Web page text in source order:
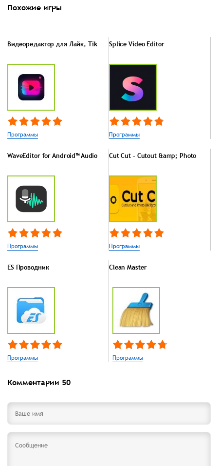
Похожие игры
Видеоредактор для Лайк, Tik
Программы
Splice Video Editor
Программы
WaveEditor for Android™ Audio
Программы
Cut Cut - Cutout &amp; Photo
Программы
ES Проводник
Программы
Clean Master
Программы
Комментарии 50